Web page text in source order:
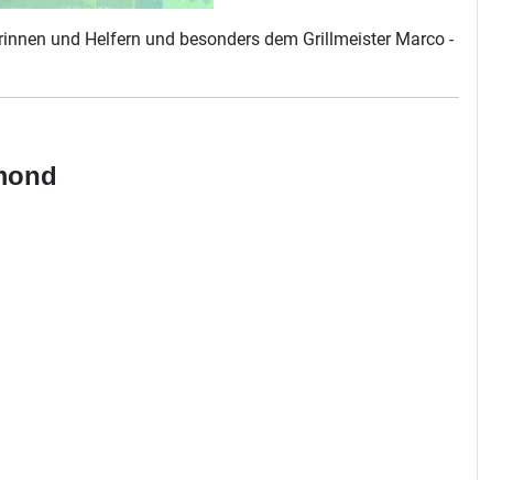
und Helfern und besonders dem Grillmeister Marco -